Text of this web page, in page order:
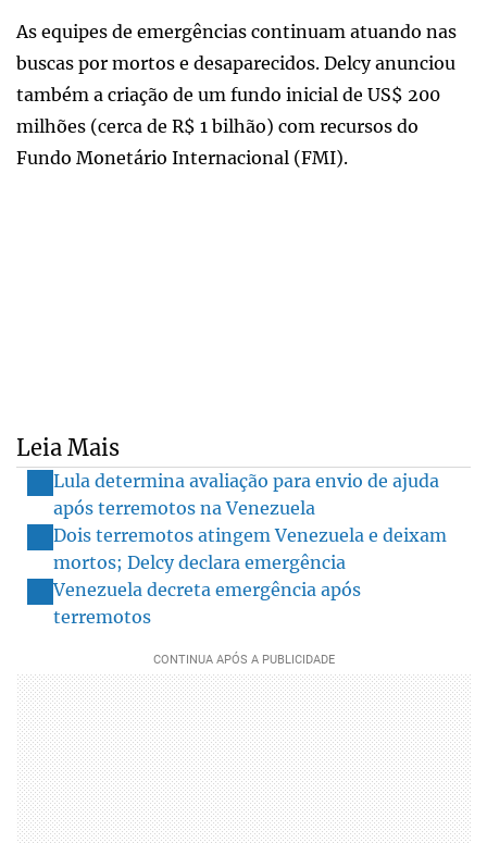
As equipes de emergências continuam atuando nas
buscas por mortos e desaparecidos. Delcy anunciou
também a criação de um fundo inicial de US$ 200
milhões (cerca de R$ 1 bilhão) com recursos do
Fundo Monetário Internacional (FMI).
Leia Mais
Lula determina avaliação para envio de ajuda
após terremotos na Venezuela
Dois terremotos atingem Venezuela e deixam
mortos; Delcy declara emergência
Venezuela decreta emergência após
terremotos